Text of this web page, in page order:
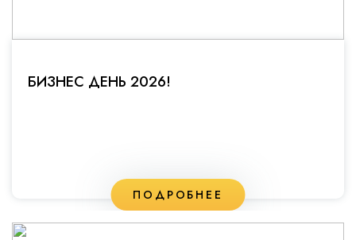
БИЗНЕС ДЕНЬ 2026!
ПОДРОБНЕЕ